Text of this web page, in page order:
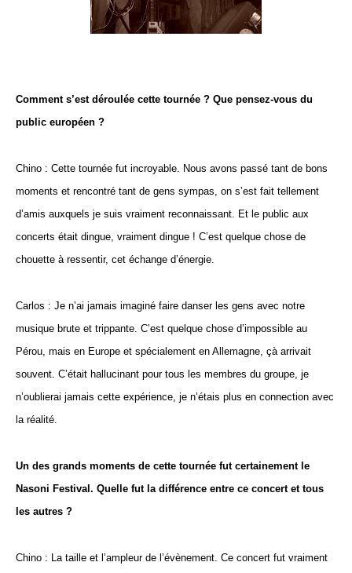
Comment s’est déroulée cette tournée ? Que pensez-vous du
public européen ?
Chino : Cette tournée fut incroyable. Nous avons passé tant de bons
moments et rencontré tant de gens sympas, on s’est fait tellement
d’amis auxquels je suis vraiment reconnaissant. Et le public aux
concerts était dingue, vraiment dingue ! C’est quelque chose de
chouette à ressentir, cet échange d’énergie.
Carlos : Je n’ai jamais imaginé faire danser les gens avec notre
musique brute et trippante. C’est quelque chose d’impossible au
Pérou, mais en Europe et spécialement en Allemagne, çà arrivait
souvent. C’était hallucinant pour tous les membres du groupe, je
n’oublierai jamais cette expérience, je n’étais plus en connection avec
la réalité.
Un des grands moments de cette tournée fut certainement le
Nasoni Festival. Quelle fut la différence entre ce concert et tous
les autres ?
Chino : La taille et l’ampleur de l’évènement. Ce concert fut vraiment